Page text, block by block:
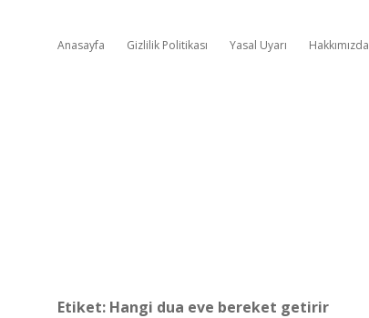
Anasayfa Gizlilik Politikası Yasal Uyarı Hakkımızda
Etiket: Hangi dua eve bereket getirir